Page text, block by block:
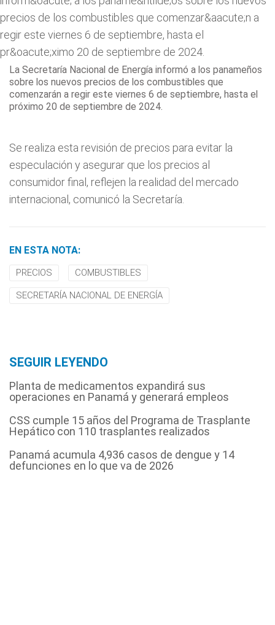
La Secretaría Nacional de Energía informó a los panameños
sobre los nuevos precios de los combustibles que
comenzarán a regir este viernes 6 de septiembre, hasta el
próximo 20 de septiembre de 2024.
Se realiza esta revisión de precios para evitar la
especulación y asegurar que los precios al
consumidor final, reflejen la realidad del mercado
internacional, comunicó la Secretaría.
EN ESTA NOTA:
PRECIOS COMBUSTIBLES
SECRETARÍA NACIONAL DE ENERGÍA
SEGUIR LEYENDO
Planta de medicamentos expandirá sus
operaciones en Panamá y generará empleos
CSS cumple 15 años del Programa de Trasplante
Hepático con 110 trasplantes realizados
Panamá acumula 4,936 casos de dengue y 14
defunciones en lo que va de 2026